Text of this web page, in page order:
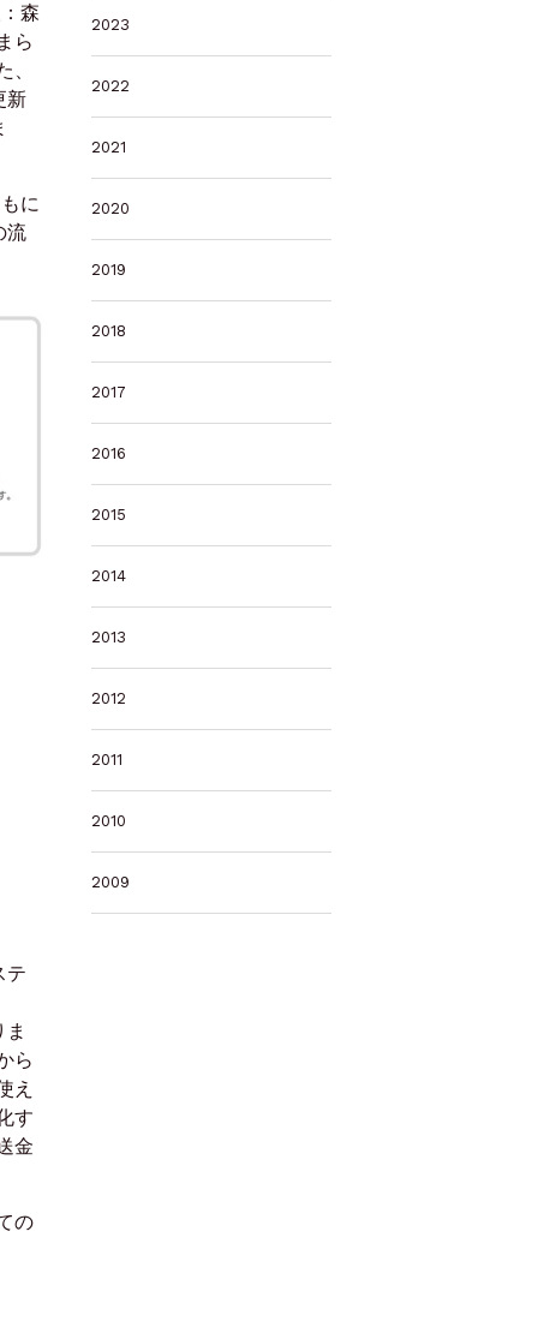
森
ら
新
に
流
テ
ら
え
す
金
の
2023
2022
2021
2020
2019
2018
2017
2016
2015
2014
2013
2012
2011
2010
2009